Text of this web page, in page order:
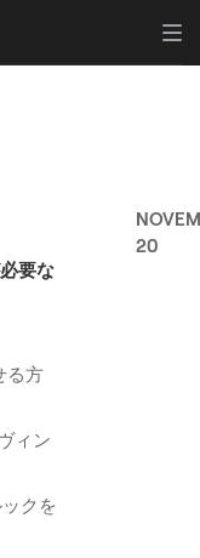
要な
る方
ィン
クを
20